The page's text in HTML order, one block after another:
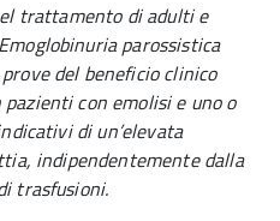
trattamento di adulti e
parossistica
del beneficio clinico
con emolisi e uno o
di un’elevata
indipendentemente dalla
trasfusioni.